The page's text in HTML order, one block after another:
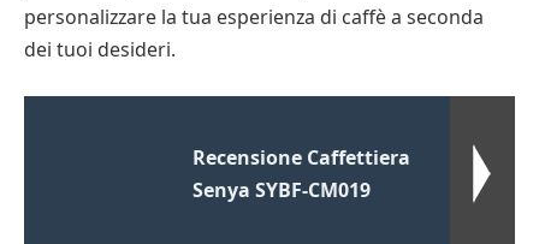
personalizzare la tua esperienza di caffè a seconda
dei tuoi desideri.
Recensione Caffettiera
Senya SYBF-CM019